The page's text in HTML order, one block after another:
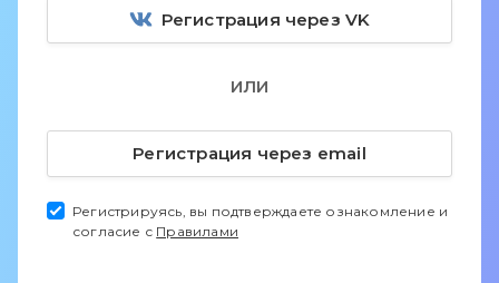
Регистрация через VK
ИЛИ
Регистрация через email
Регистрируясь, вы подтверждаете ознакомление и
согласие с Правилами